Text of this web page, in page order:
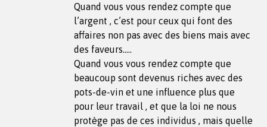
Quand vous vous rendez compte que
l’argent , c’est pour ceux qui font des
affaires non pas avec des biens mais avec
des faveurs…..
Quand vous vous rendez compte que
beaucoup sont devenus riches avec des
pots-de-vin et une influence plus que
pour leur travail , et que la loi ne nous
protège pas de ces individus , mais quelle